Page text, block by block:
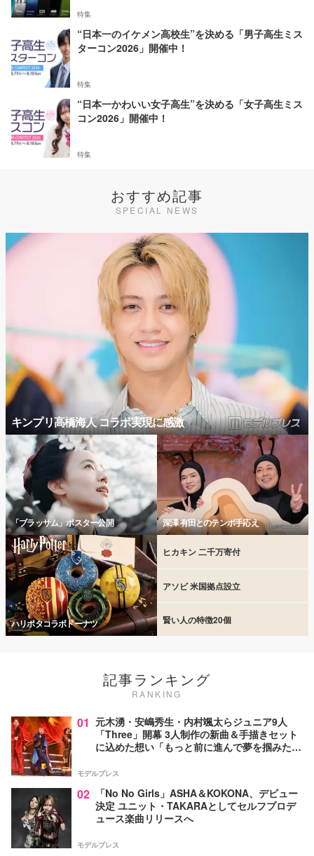
特集
“日本一のイケメン高校生”を決める「男子高生ミス
ターコン2026」開催中！
特集
“日本一かわいい女子高生”を決める「女子高生ミス
コン2026」開催中！
特集
おすすめ記事
SPECIAL NEWS
キンプリ高橋海人 コラボ実現に感激
「ブラッサム」ポスター公開 深澤 有田とのテンポ手応え
ハリポタコラボドーナツ
ヒカキン 二千万寄付
アソビ 米国拠点設立
賢い人の特徴20個
記事ランキング
RANKING
01 元木湧・安嶋秀生・内村颯太らジュニア9人
「Three」開幕 3人制作の新曲＆手描きセット
に込めた想い「もっと前に進んで夢を掴みた
モデルプレス
02
「No No Girls」ASHA＆KOKONA、デビュー
決定 ユニット・TAKARAとしてセルフプロデ
ュース楽曲リリースへ
モデルプレス